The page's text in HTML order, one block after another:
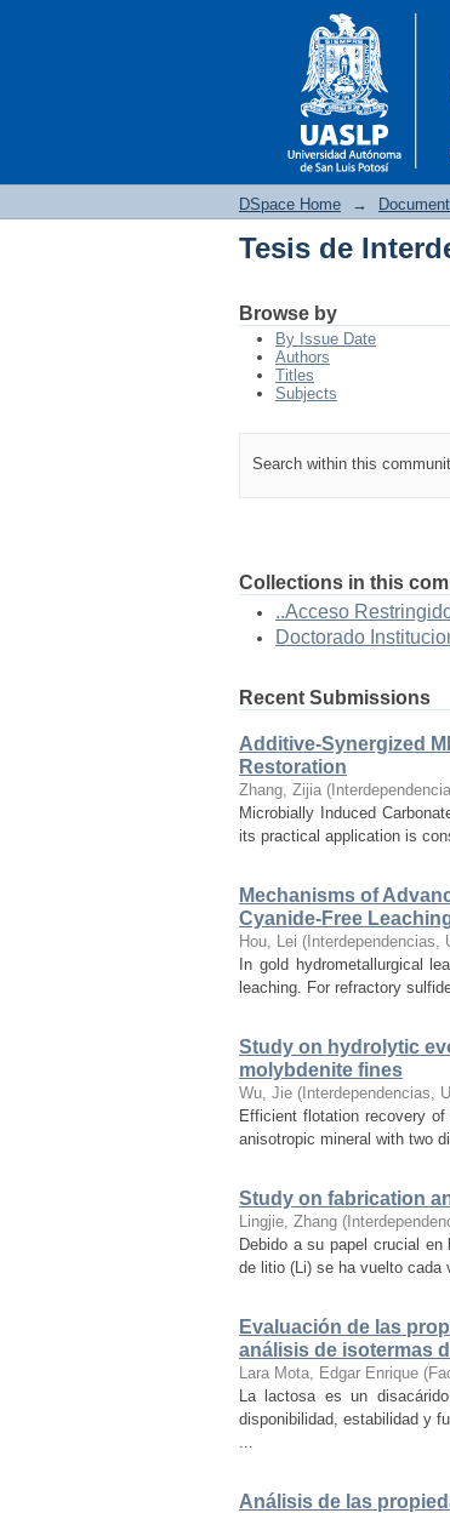
DSpace Home →
Tesis de
Browse by
By Issue Date
Authors
Titles
Subjects
Search within this
Collections in this
..Acceso
Doctorado
Recent Submissions
Additive-Synergized
Restoration
Zhang, Zijia (
Microbially Induced
its practical application is
Mechanisms of
Cyanide-Free
Hou, Lei (
In gold hydrometallurgical
leaching. For refractory
Study on hydrolytic
molybdenite fines
Wu, Jie ( Interdependencias,
Efficient flotation recovery
anisotropic mineral with two
Study on fabrication
Lingjie, Zhang (
Debido a su papel crucial
de litio (Li) se ha vuelto
Evaluación de las
análisis de isotermas
Lara Mota, Edgar Enrique (
La lactosa es un
disponibilidad, estabilidad y
...
Análisis de las